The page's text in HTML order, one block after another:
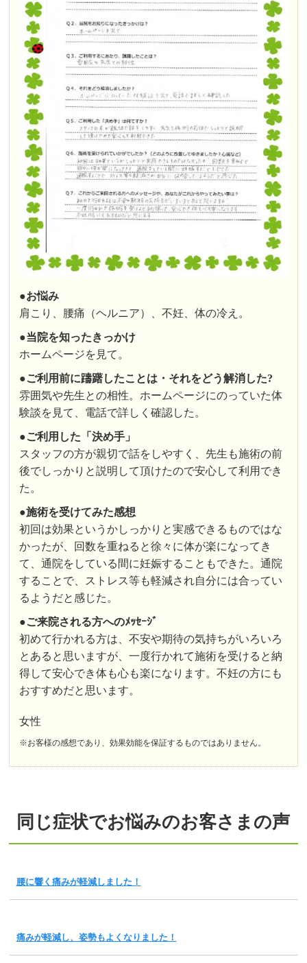
●お悩み
肩こり、腰痛（ヘルニア）、不妊、体の冷え。
●当院を知ったきっかけ
ホームページを見て。
●ご利用前に躊躇したことは・それをどう解消した?
雰囲気や先生との相性。ホームページにのっていた体
験談を見て、電話で詳しく確認した。
●ご利用した「決め手」
スタッフの方が親切で話をしやすく、先生も施術の前
後でしっかりと説明して頂けたので安心して利用でき
た。
●施術を受けてみた感想
初回は効果というかしっかりと実感できるものではな
かったが、回数を重ねると徐々に体が楽になってき
て、通院をしている間に妊娠することもできた。通院
することで、ストレス等も軽減され自分には合ってい
るようだと感じた。
●ご来院される方へのﾒｯｾｰｼﾞ
初めて行かれる方は、不安や期待の気持ちがいろいろ
とあると思いますが、一度行かれて施術を受けると納
得して安心でき体も心も楽になります。不妊の方にも
おすすめだと思います。
女性
※お客様の感想であり、効果効能を保証するものではありません。
同じ症状でお悩みのお客さまの声
腰に響く痛みが軽減しました！
痛みが軽減し、姿勢もよくなりました！